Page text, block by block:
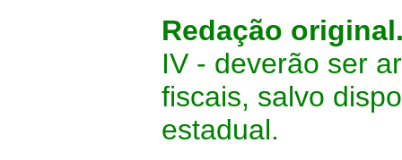
Redação
IV - deverão ser
fiscais, salvo
estadual.